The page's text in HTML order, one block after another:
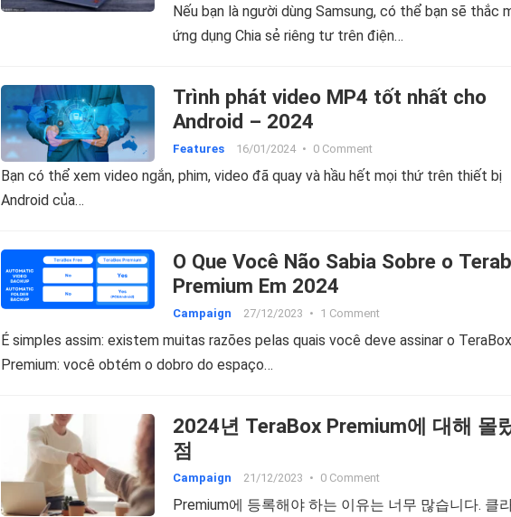
Nếu bạn là người dùng Samsung, có thể bạn sẽ thắc
ứng dụng Chia sẻ riêng tư trên điện…
Trình phát video MP4 tốt nhất cho
Android – 2024
Features 16/01/2024 • 0 Comment
Bạn có thể xem video ngắn, phim, video đã quay và hầu hết mọi thứ trên thiết bị
Android của…
O Que Você Não Sabia Sobre o
Premium Em 2024
Campaign 27/12/2023 • 1 Comment
É simples assim: existem muitas razões pelas quais você deve assinar o TeraBox
Premium: você obtém o dobro do espaço…
2024년 TeraBox Premium에 대해 몰
점
Campaign 21/12/2023 • 0 Comment
Premium에 등록해야 하는 이유는 너무 많습니다. 클